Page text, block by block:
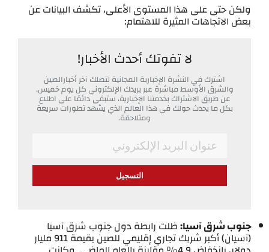
ولكن حتى على هذا المستوى الأعلى، تكشف البيانات عن
بعض الاتجاهات المثيرة للاهتمام:
لا تفوتك أحدث الأخبار!
اشترك في النشرة الإخبارية المجانية لتصلك آخر أخبارالصين
والشرق الأوسط مباشرة عبر بريدك الإلكتروني كل يوم خميس.
عن طريق الاشتراك بخدمتنا الإخبارية، ستبقى دائمًا على اطلاع
بكل ما يحدث حولك في هذا العالم الذي يشهد تطورات سريعة
ومتلاحقة.
*
جنوب شرق آسيا:ظلت رابطة دول جنوب شرق آسيا
(آسيان) أكبر شريك تجاري إقليمي للصين بقيمة 911 مليار